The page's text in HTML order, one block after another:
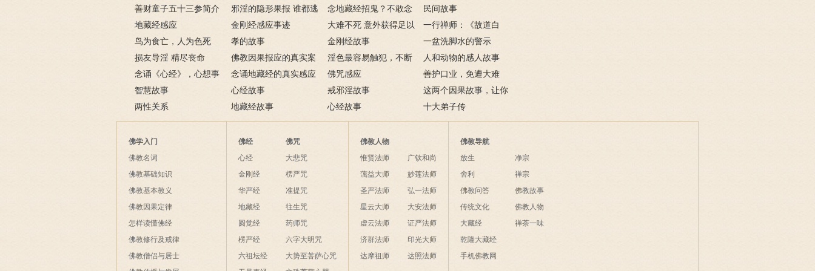
善财童子五十三参简介
邪淫的隐形果报 谁都逃
不掉
念地藏经招鬼？不敢念
地藏经的请进来
民间故事
地藏经感应
金刚经感应事迹
大难不死 意外获得足以
致富的特异功能
一行禅师：《故道白
云》
鸟为食亡，人为色死 孝的故事 金刚经故事
一盆洗脚水的警示
损友导淫 精尽丧命
佛教因果报应的真实案
例
淫色最容易触犯，不断
淫欲心难清静
人和动物的感人故事
念诵《心经》，心想事
成
念诵地藏经的真实感应
六则
佛咒感应
善护口业，免遭大难
智慧故事
心经故事 戒邪淫故事
这两个因果故事，让你
了解什么是业障
两性关系 地藏经故事 心经故事 十大弟子传
佛学入门
佛教名词
佛教基础知识
佛教基本教义
佛教因果定律
怎样读懂佛经
佛教修行及戒律
佛教僧侣与居士
佛经
心经
金刚经
华严经
地藏经
圆觉经
楞严经
六祖坛经
佛咒
大悲咒
楞严咒
准提咒
往生咒
药师咒
六字大明咒
大势至菩萨心咒
佛教人物
惟贤法师
蕅益大师
圣严法师
星云大师
虚云法师
济群法师
达摩祖师
广钦和尚
妙莲法师
弘一法师
大安法师
证严法师
印光大师
达照法师
佛教导航
放生
舍利
佛教问答
传统文化
大藏经
乾隆大藏经
手机佛教网
净宗
禅宗
佛教故事
佛教人物
禅茶一味